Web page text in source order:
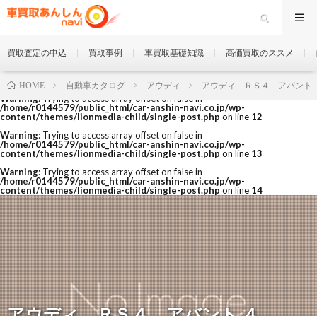
Warning: Trying to access array offset on false in
/home/r0144579/public_html/car-anshin-navi.co.jp/wp-
content/themes/lionmedia-child/single-post.php on line 12
Warning: Trying to access array offset on false in
/home/r0144579/public_html/car-anshin-navi.co.jp/wp-
content/themes/lionmedia-child/single-post.php on line 13
Warning: Trying to access array offset on false in
/home/r0144579/public_html/car-anshin-navi.co.jp/wp-
content/themes/lionmedia-child/single-post.php on line 14
買取査定の申込 買取事例 車買取基礎知識 高価買取のススメ
HOME 自動車カタログ アウディ アウディ ＲＳ４ アバント